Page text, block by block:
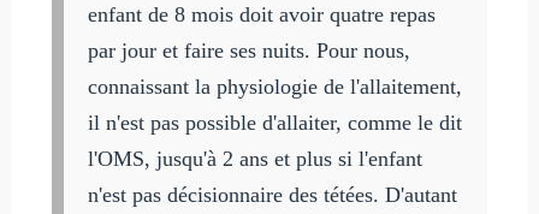
enfant de 8 mois doit avoir quatre repas
par jour et faire ses nuits. Pour nous,
connaissant la physiologie de l'allaitement,
il n'est pas possible d'allaiter, comme le dit
l'OMS, jusqu'à 2 ans et plus si l'enfant
n'est pas décisionnaire des tétées. D'autant